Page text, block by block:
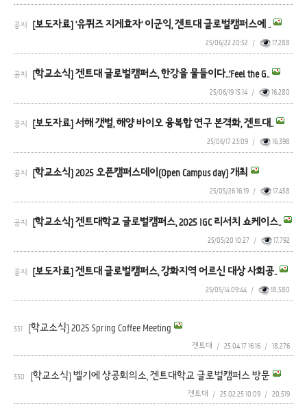
공지 [보도자료] '유퀴즈 지게효자' 이군익, 겐트대 글로벌캠퍼스에 ..
25/06/22 20:52 / 17,288
공지 [학교소식] 겐트대 글로벌캠퍼스, 한강을 물들이다…'Feel the G..
25/06/19 15:14 / 16,280
공지 [보도자료] 서해 갯벌, 해양 바이오 융복합 연구 본격화, 겐트대..
25/06/17 23:09 / 16,398
공지 [학교소식] 2025 오픈캠퍼스데이(Open Campus day) 개최
25/05/26 16:19 / 17,458
공지 [학교소식] 겐트대학교 글로벌캠퍼스, 2025 IGC 리서치 쇼케이스..
25/05/20 10:27 / 17,792
공지 [보도자료] 겐트대 글로벌캠퍼스, 강화지역 어르신 대상 사회공..
25/05/14 09:44 / 18,580
331 [학교소식] 2025 Spring Coffee Meeting
겐트대 / 25.04.17 16:16 / 18,276
330 [학교소식] 벨기에 상공회의소, 겐트대학교 글로벌캠퍼스 방문
겐트대 / 25.02.25 10:09 / 20,519